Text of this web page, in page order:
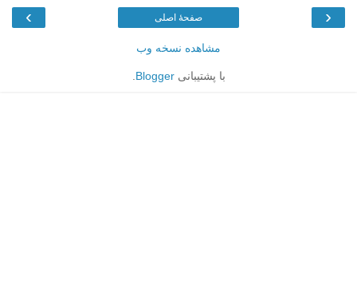
‹
› صفحهٔ اصلی
مشاهده نسخه وب
با پشتیبانیBlogger